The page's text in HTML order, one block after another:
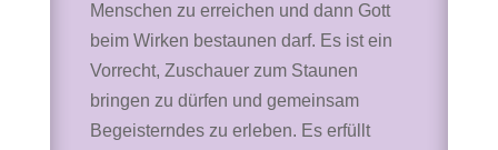
Menschen zu erreichen und dann Gott
beim Wirken bestaunen darf. Es ist ein
Vorrecht, Zuschauer zum Staunen
bringen zu dürfen und gemeinsam
Begeisterndes zu erleben. Es erfüllt